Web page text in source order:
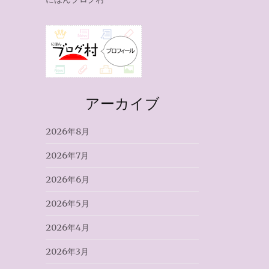
アーカイブ
2026年8月
2026年7月
2026年6月
2026年5月
2026年4月
2026年3月